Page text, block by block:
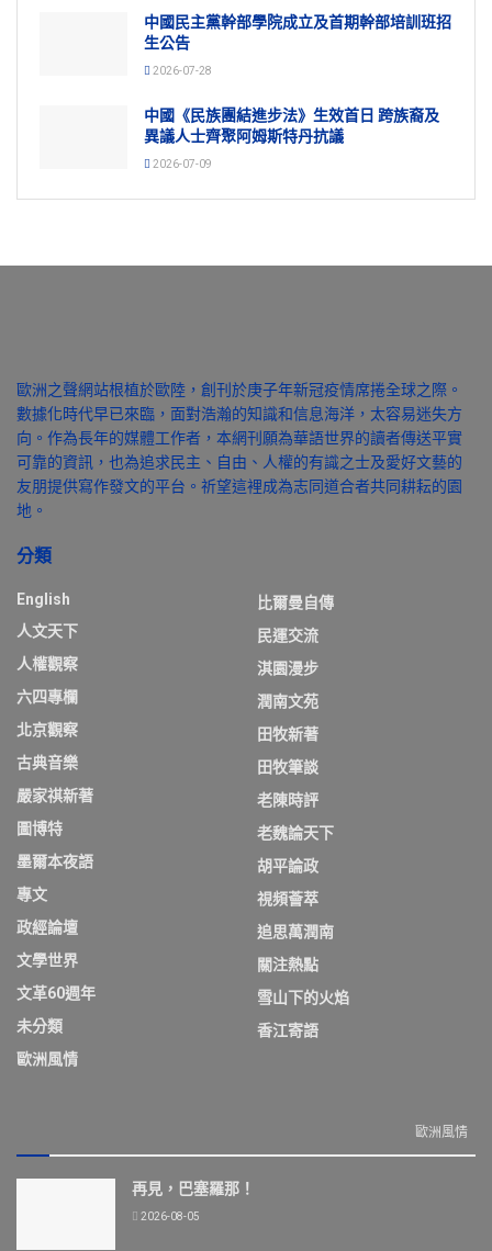
中國民主黨幹部學院成立及首期幹部培訓班招
生公告
2026-07-28
中國《民族團結進步法》生效首日 跨族裔及
異議人士齊聚阿姆斯特丹抗議
2026-07-09
歐洲之聲網站根植於歐陸，創刊於庚子年新冠疫情席捲全球之際。
數據化時代早已來臨，面對浩瀚的知識和信息海洋，太容易迷失方
向。作為長年的媒體工作者，本網刊願為華語世界的讀者傳送平實
可靠的資訊，也為追求民主、自由、人權的有識之士及愛好文藝的
友朋提供寫作發文的平台。祈望這裡成為志同道合者共同耕耘的園
地。
分類
English
人文天下
人權觀察
六四專欄
北京觀察
古典音樂
嚴家祺新著
圖博特
墨爾本夜語
專文
政經論壇
文學世界
文革60週年
未分類
歐洲風情
比爾曼自傳
民運交流
淇園漫步
潤南文苑
田牧新著
田牧筆談
老陳時評
老魏論天下
胡平論政
視頻薈萃
追思萬潤南
關注熱點
雪山下的火焰
香江寄語
歐洲風情
再見，巴塞羅那！
2026-08-05